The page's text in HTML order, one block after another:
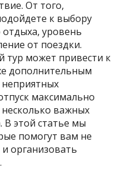
От того,
к выбору
отдыха, уровень
от поездки.
тур может привести к
дополнительным
максимально
важных
В этой статье мы
помогут вам не
организовать